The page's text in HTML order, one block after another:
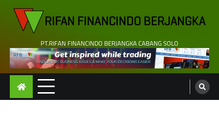
content
PT.RIFAN FINANCINDO BERJANGKA CABANG SOLO